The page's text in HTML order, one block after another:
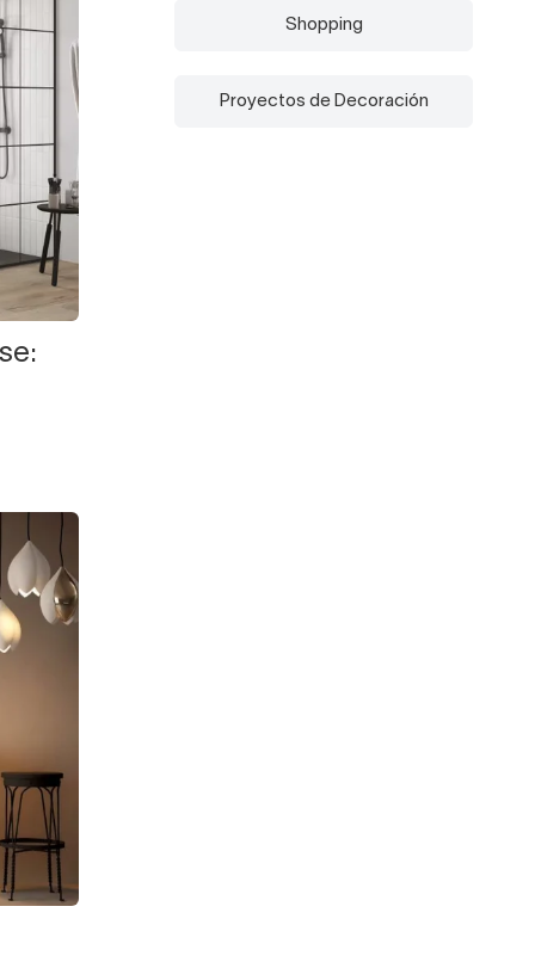
Shopping
Proyectos de Decoración